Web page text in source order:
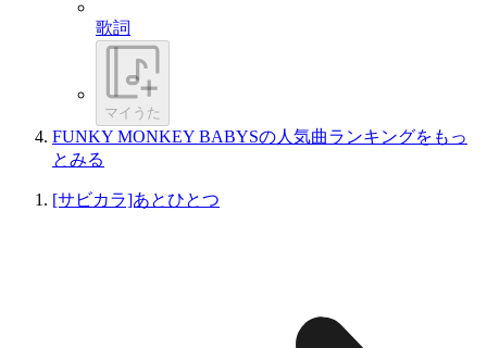
歌詞
マイうた
FUNKY MONKEY BABYSの人気曲ランキングをもっ
とみる
[サビカラ]あとひとつ